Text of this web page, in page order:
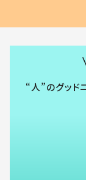
“人”のグッド